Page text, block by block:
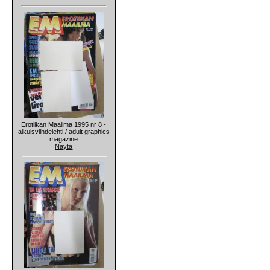
Erotiikan Maailma 1995 nr 8 -
aikuisviihdelehti / adult graphics
magazine
Näytä